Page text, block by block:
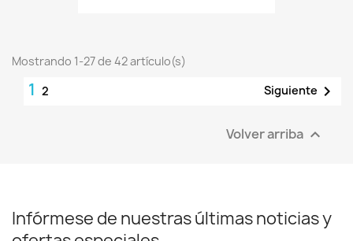
Mostrando 1-27 de 42 artículo(s)
1 2 Siguiente 
Volver arriba 
Infórmese de nuestras últimas noticias y